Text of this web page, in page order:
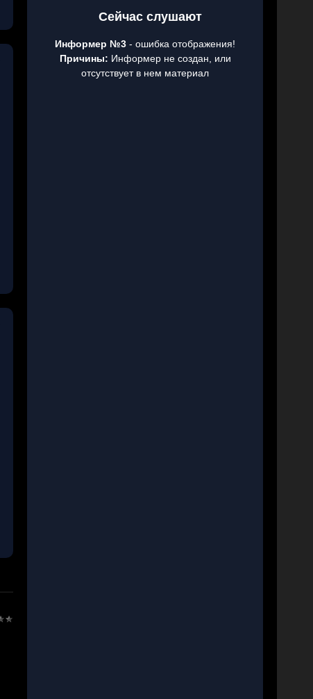
Сейчас слушают
Информер №3 - ошибка отображения!
Причины: Информер не создан, или
отсутствует в нем материал